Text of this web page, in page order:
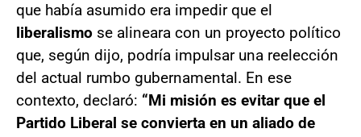
que había asumido era impedir que el
liberalismo se alineara con un proyecto político
que, según dijo, podría impulsar una reelección
del actual rumbo gubernamental. En ese
contexto, declaró: “Mi misión es evitar que el
Partido Liberal se convierta en un aliado de